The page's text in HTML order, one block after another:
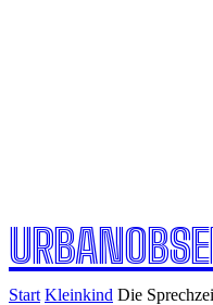
Start Kleinkind Die